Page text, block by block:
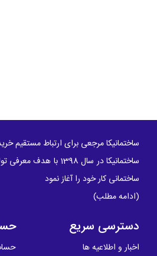
ساختمانیکا مرجعی برای ارتباط مستقیم
ساختمانیکا در سال 1398
ساختمانی کار خود را آغاز نمود
(ادامه مطلب)
دسترسی سریع
اخبار و اطلاعیه ها